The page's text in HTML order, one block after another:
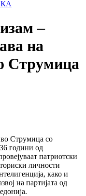
–
на
Струмица со
години од
патриотски
личности
како и
на партијата од